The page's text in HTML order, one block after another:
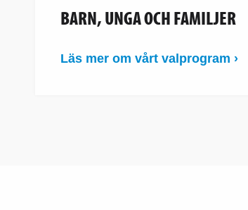
BARN, UNGA OCH FAMILJER
Läs mer om vårt valprogram ›